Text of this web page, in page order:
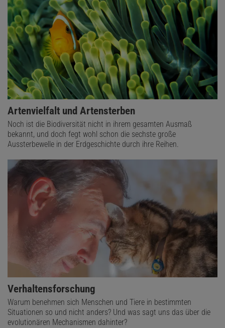
Artenvielfalt und Artensterben
Noch ist die Biodiversität nicht in ihrem gesamten Ausmaß
bekannt, und doch fegt wohl schon die sechste große
Aussterbewelle in der Erdgeschichte durch ihre Reihen.
Verhaltensforschung
Warum benehmen sich Menschen und Tiere in bestimmten
Situationen so und nicht anders? Und was sagt uns das über die
evolutionären Mechanismen dahinter?